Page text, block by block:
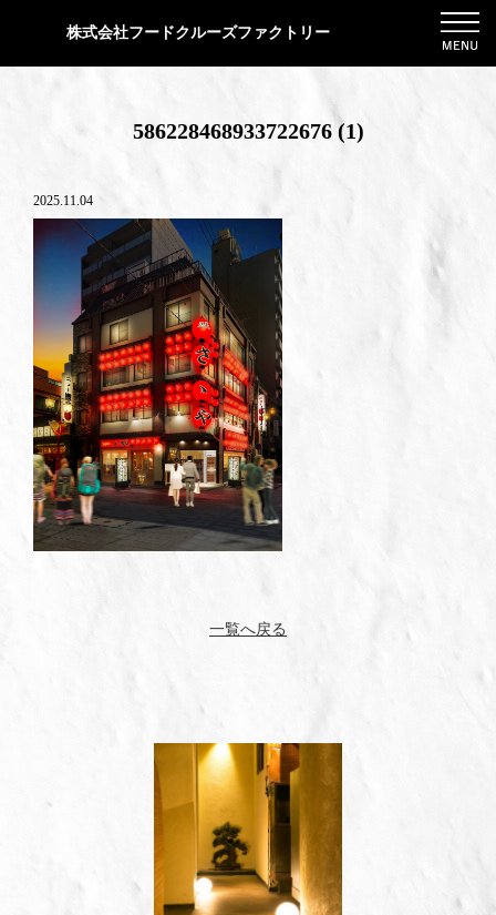
株式会社フードクルーズファクトリー
586228468933722676 (1)
2025.11.04
一覧へ戻る